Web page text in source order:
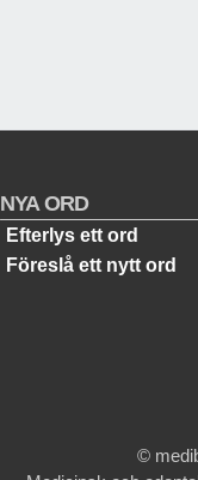
NYA ORD
Efterlys ett ord
Föreslå ett nytt ord
©